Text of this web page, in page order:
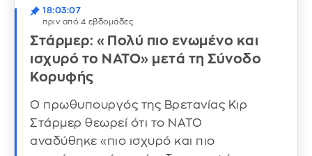
18:03:07
πριν από 4 εβδομάδες
Στάρμερ: «Πολύ πιο ενωμένο και
ισχυρό το ΝΑΤΟ» μετά τη Σύνοδο
Κορυφής
Ο πρωθυπουργός της Βρετανίας Κιρ
Στάρμερ θεωρεί ότι το ΝΑΤΟ
αναδύθηκε «πιο ισχυρό και πιο